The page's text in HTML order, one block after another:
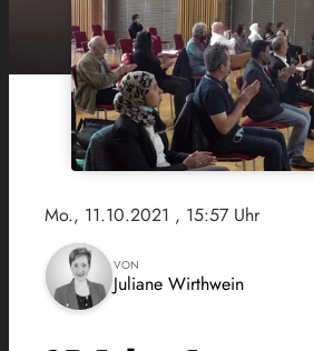
Mo., 11.10.2021 , 15:57 Uhr
VON
Juliane Wirthwein